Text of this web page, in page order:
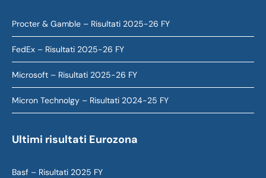
Procter & Gamble – Risultati 2025-26 FY
FedEx – Risultati 2025-26 FY
Microsoft – Risultati 2025-26 FY
Micron Technolgy – Risultati 2024-25 FY
Ultimi risultati Eurozona
Basf – Risultati 2025 FY